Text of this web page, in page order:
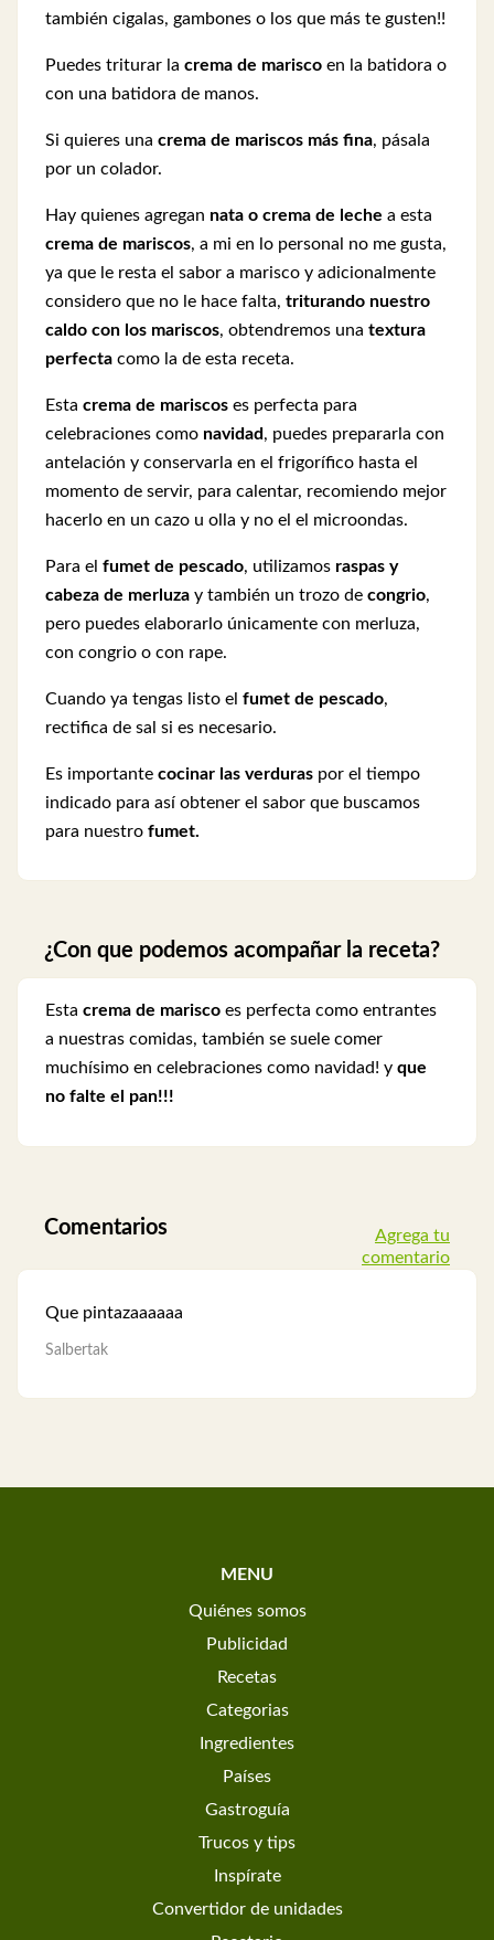
también cigalas, gambones o los que más te gusten!!
Puedes triturar la crema de marisco en la batidora o
con una batidora de manos.
Si quieres una crema de mariscos más fina, pásala
por un colador.
Hay quienes agregan nata o crema de leche a esta
crema de mariscos, a mi en lo personal no me gusta,
ya que le resta el sabor a marisco y adicionalmente
considero que no le hace falta, triturando nuestro
caldo con los mariscos, obtendremos una textura
perfecta como la de esta receta.
Esta crema de mariscos es perfecta para
celebraciones como navidad, puedes prepararla con
antelación y conservarla en el frigorífico hasta el
momento de servir, para calentar, recomiendo mejor
hacerlo en un cazo u olla y no el el microondas.
Para el fumet de pescado, utilizamos raspas y
cabeza de merluza y también un trozo de congrio,
pero puedes elaborarlo únicamente con merluza,
con congrio o con rape.
Cuando ya tengas listo el fumet de pescado,
rectifica de sal si es necesario.
Es importante cocinar las verduras por el tiempo
indicado para así obtener el sabor que buscamos
para nuestro fumet.
¿Con que podemos acompañar la receta?
Esta crema de marisco es perfecta como entrantes
a nuestras comidas, también se suele comer
muchísimo en celebraciones como navidad! y que
no falte el pan!!!
Comentarios
Agrega tu
comentario
Que pintazaaaaaa
Salbertak
MENU
Quiénes somos
Publicidad
Recetas
Categorias
Ingredientes
Países
Gastroguía
Trucos y tips
Inspírate
Convertidor de unidades